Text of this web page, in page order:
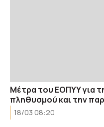
Μέτρα του ΕΟΠΥΥ για
πληθυσμού και την
18/03 08:20